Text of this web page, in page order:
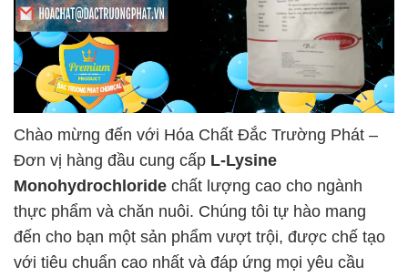
Chào mừng đến với Hóa Chất Đắc Trường Phát –
Đơn vị hàng đầu cung cấp L-Lysine
Monohydrochloride chất lượng cao cho ngành
thực phẩm và chăn nuôi. Chúng tôi tự hào mang
đến cho bạn một sản phẩm vượt trội, được chế tạo
với tiêu chuẩn cao nhất và đáp ứng mọi yêu cầu